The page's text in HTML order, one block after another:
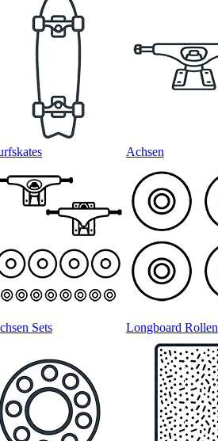
Achsen
Sets Longboard Rollen